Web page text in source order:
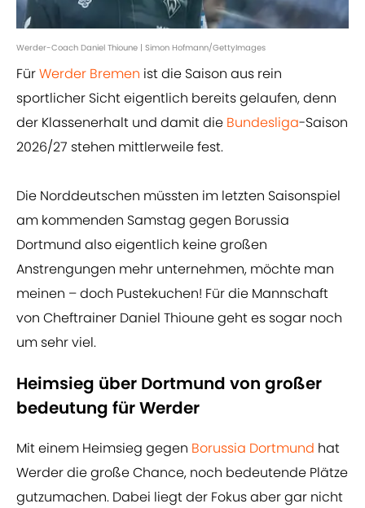
Werder-Coach Daniel Thioune | Simon Hofmann/GettyImages
FürWerder Bremen ist die Saison aus rein
sportlicher Sicht eigentlich bereits gelaufen, denn
der Klassenerhalt und damit die Bundesliga-Saison
2026/27 stehen mittlerweile fest.
Die Norddeutschen müssten im letzten Saisonspiel
am kommenden Samstag gegen Borussia
Dortmund also eigentlich keine großen
Anstrengungen mehr unternehmen, möchte man
meinen – doch Pustekuchen! Für die Mannschaft
von Cheftrainer Daniel Thioune geht es sogar noch
um sehr viel.
Heimsieg über Dortmund von großer
bedeutung für Werder
Mit einem Heimsieg gegen Borussia Dortmund hat
Werder die große Chance, noch bedeutende Plätze
gutzumachen. Dabei liegt der Fokus aber gar nicht